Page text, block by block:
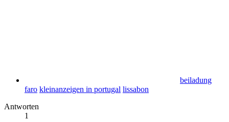
beiladung
faro kleinanzeigen in portugal lissabon
Antworten
1